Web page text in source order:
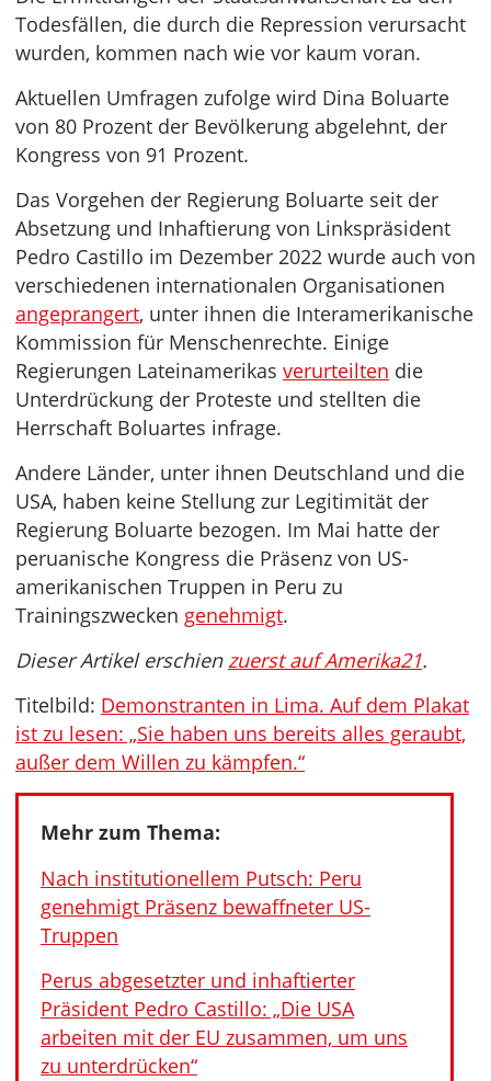
Todesfällen, die durch die Repression verursacht
wurden, kommen nach wie vor kaum voran.
Aktuellen Umfragen zufolge wird Dina Boluarte
von 80 Prozent der Bevölkerung abgelehnt, der
Kongress von 91 Prozent.
Das Vorgehen der Regierung Boluarte seit der
Absetzung und Inhaftierung von Linkspräsident
Pedro Castillo im Dezember 2022 wurde auch von
verschiedenen internationalen Organisationen
angeprangert, unter ihnen die Interamerikanische
Kommission für Menschenrechte. Einige
Regierungen Lateinamerikas verurteilten die
Unterdrückung der Proteste und stellten die
Herrschaft Boluartes infrage.
Andere Länder, unter ihnen Deutschland und die
USA, haben keine Stellung zur Legitimität der
Regierung Boluarte bezogen. Im Mai hatte der
peruanische Kongress die Präsenz von US-
amerikanischen Truppen in Peru zu
Trainingszwecken genehmigt.
Dieser Artikel erschienzuerst auf Amerika21.
Titelbild: Demonstranten in Lima. Auf dem Plakat
ist zu lesen: „Sie haben uns bereits alles geraubt,
außer dem Willen zu kämpfen.“
Mehr zum Thema:
Nach institutionellem Putsch: Peru
genehmigt Präsenz bewaffneter US-
Truppen
Perus abgesetzter und inhaftierter
Präsident Pedro Castillo: „Die USA
arbeiten mit der EU zusammen, um uns
zu unterdrücken“